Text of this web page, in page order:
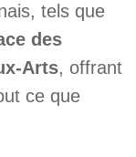
tels que
des
Arts, offrant
ce que